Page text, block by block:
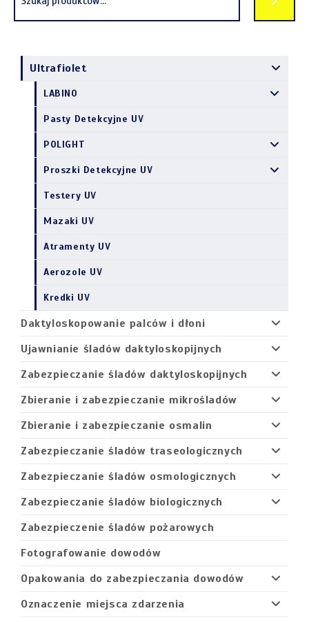
Daktyloskopowanie palców i dłoni
Ujawnianie śladów daktyloskopijnych
Zabezpieczanie śladów daktyloskopijnych
Zbieranie i zabezpieczanie mikrośladów
Zbieranie i zabezpieczanie osmalin
Zabezpieczanie śladów traseologicznych
Zabezpieczanie śladów osmologicznych
Zabezpieczanie śladów biologicznych
Zabezpieczenie śladów pożarowych
Fotografowanie dowodów
Opakowania do zabezpieczania dowodów
Oznaczenie miejsca zdarzenia
Ultrafiolet
LABINO
Pasty Detekcyjne UV
POLIGHT
Proszki Detekcyjne UV
Testery UV
Mazaki UV
Atramenty UV
Aerozole UV
Kredki UV